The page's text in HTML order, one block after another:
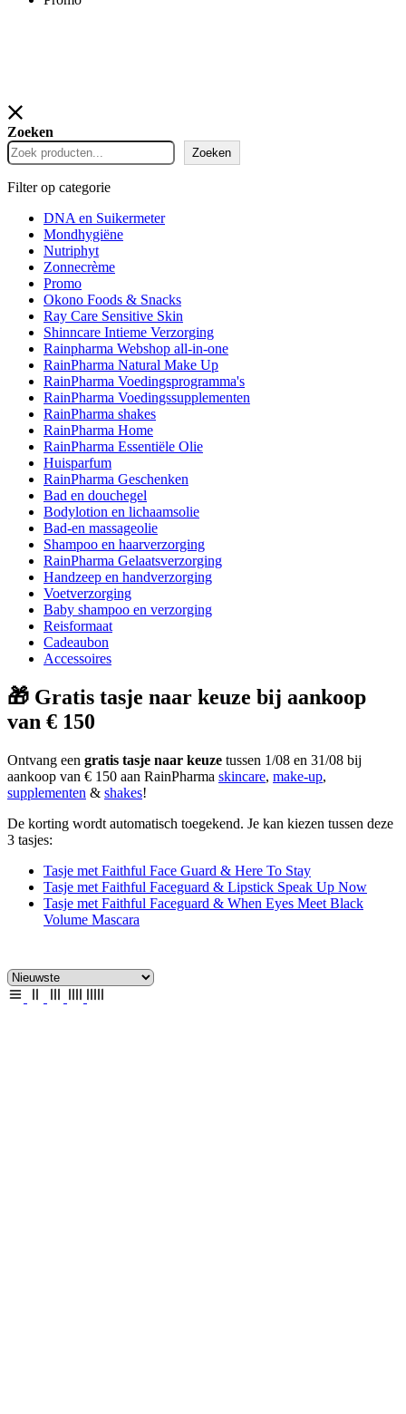
Zoeken
Zoeken
Filter op categorie
DNA en Suikermeter
Mondhygiëne
Nutriphyt
Zonnecrème
Promo
Okono Foods & Snacks
Ray Care Sensitive Skin
Shinncare Intieme Verzorging
Rainpharma Webshop all-in-one
RainPharma Natural Make Up
RainPharma Voedingsprogramma's
RainPharma Voedingssupplementen
RainPharma shakes
RainPharma Home
RainPharma Essentiële Olie
Huisparfum
RainPharma Geschenken
Bad en douchegel
Bodylotion en lichaamsolie
Bad-en massageolie
Shampoo en haarverzorging
RainPharma Gelaatsverzorging
Handzeep en handverzorging
Voetverzorging
Baby shampoo en verzorging
Reisformaat
Cadeaubon
Accessoires
🎁 Gratis tasje naar keuze bij aankoop
van € 150
Ontvang een gratis tasje naar keuze tussen 1/08 en 31/08 bij
aankoop van € 150 aan RainPharma skincare, make-up,
supplementen & shakes!
De korting wordt automatisch toegekend. Je kan kiezen tussen deze
3 tasjes:
Tasje met Faithful Face Guard & Here To Stay
Tasje met Faithful Faceguard & Lipstick Speak Up Now
Tasje met Faithful Faceguard & When Eyes Meet Black
Volume Mascara